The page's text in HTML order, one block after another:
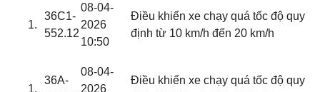
36C1-
552.12
08-04-
2026
10:50
Điều khiển xe chạy quá tốc độ quy
định từ 10 km/h đến 20 km/h
36A-
08-04-
2026
Điều khiển xe chạy quá tốc độ quy